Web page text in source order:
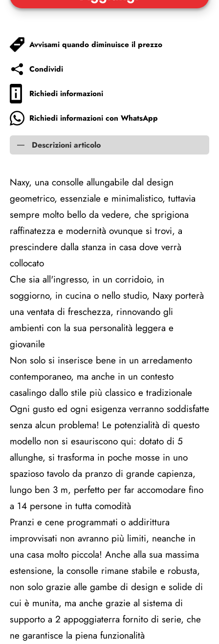
Avvisami quando diminuisce il prezzo
Condividi
Richiedi informazioni
Richiedi informazioni con WhatsApp
Descrizioni articolo
Naxy, una consolle allungabile dal design
geometrico, essenziale e minimalistico, tuttavia
sempre molto bello da vedere, che sprigiona
raffinatezza e modernità ovunque si trovi, a
prescindere dalla stanza in casa dove verrà
collocato
Che sia all'ingresso, in un corridoio, in
soggiorno, in cucina o nello studio, Naxy porterà
una ventata di freschezza, rinnovando gli
ambienti con la sua personalità leggera e
giovanile
Non solo si inserisce bene in un arredamento
contemporaneo, ma anche in un contesto
casalingo dallo stile più classico e tradizionale
Ogni gusto ed ogni esigenza verranno soddisfatte
senza alcun problema! Le potenzialità di questo
modello non si esauriscono qui: dotato di 5
allunghe, si trasforma in poche mosse in uno
spazioso tavolo da pranzo di grande capienza,
lungo ben 3 m, perfetto per far accomodare fino
a 14 persone in tutta comodità
Pranzi e cene programmati o addirittura
improvvisati non avranno più limiti, neanche in
una casa molto piccola! Anche alla sua massima
estensione, la consolle rimane stabile e robusta,
non solo grazie alle gambe di design e solide di
cui è munita, ma anche grazie al sistema di
supporto a 2 appoggiaterra fornito di serie, che
ne garantisce la piena funzionalità